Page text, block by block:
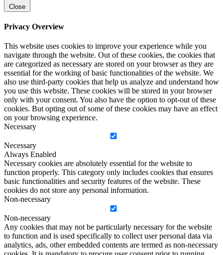
Close
Privacy Overview
This website uses cookies to improve your experience while you
navigate through the website. Out of these cookies, the cookies that
are categorized as necessary are stored on your browser as they are
essential for the working of basic functionalities of the website. We
also use third-party cookies that help us analyze and understand how
you use this website. These cookies will be stored in your browser
only with your consent. You also have the option to opt-out of these
cookies. But opting out of some of these cookies may have an effect
on your browsing experience.
Necessary
Necessary
Always Enabled
Necessary cookies are absolutely essential for the website to
function properly. This category only includes cookies that ensures
basic functionalities and security features of the website. These
cookies do not store any personal information.
Non-necessary
Non-necessary
Any cookies that may not be particularly necessary for the website
to function and is used specifically to collect user personal data via
analytics, ads, other embedded contents are termed as non-necessary